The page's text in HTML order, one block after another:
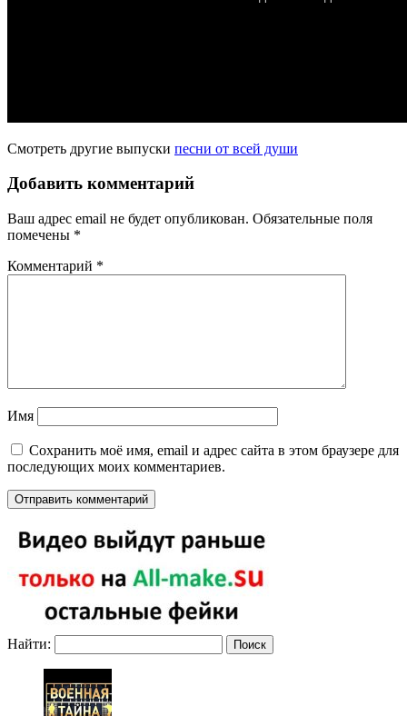
Смотреть другие выпуски песни от всей души
Добавить комментарий
Ваш адрес email не будет опубликован. Обязательные поля
помечены *
Комментарий *
Имя
Сохранить моё имя, email и адрес сайта в этом браузере для
последующих моих комментариев.
Найти: